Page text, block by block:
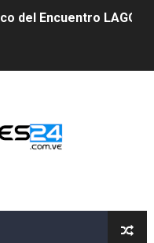
del Encuentro LAGO
apadrina a más de 993
de cara a